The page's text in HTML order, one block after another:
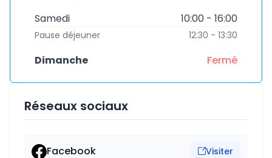
Samedi 10:00 - 16:00
Pause déjeuner 12:30 - 13:30
Dimanche Fermé
Réseaux sociaux
Facebook Visiter